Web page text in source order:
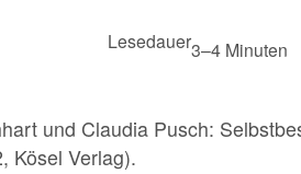
Lesedauer3–4 Minuten
und Claudia Pusch:
Kösel Verlag).